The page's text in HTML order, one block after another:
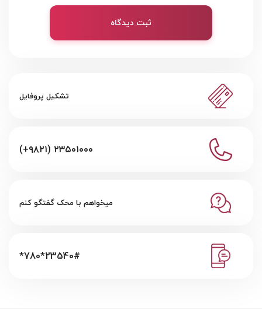
ثبت دیدگاه
تشکیل پروفایل
(+۹۸۲۱) ۲۳۵۰۱۰۰۰
میخواهم با محک گفتگو کنم
*780*23540#